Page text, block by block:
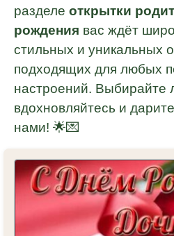
разделе открытки
рождения вас ждёт
стильных и уникальных
подходящих для любых
настроений. Выбирайте
вдохновляйтесь и
нами! 🌟💌